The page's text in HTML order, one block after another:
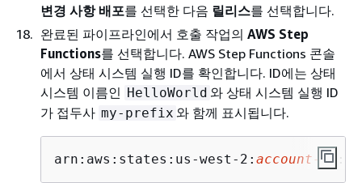
변경 사항 배포를 선택한 다음 릴리스를 선택합니다.
완료된 파이프라인에서 호출 작업의 AWS Step
Functions를 선택합니다. AWS Step Functions 콘솔
에서 상태 시스템 실행 ID를 확인합니다. ID에는 상태
시스템 이름인 HelloWorld 와 상태 시스템 실행 ID
가 접두사 my-prefix 와 함께 표시됩니다.
arn:aws:states:us-west-2: account-ID